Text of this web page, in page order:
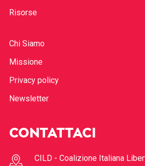
Risorse
Chi Siamo
Missione
Privacy policy
Newsletter
CONTATTACI
CILD - Coalizione Italiana